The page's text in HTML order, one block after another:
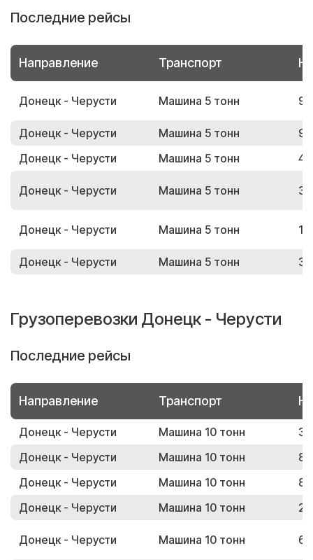
Последние рейсы
Направление Транспорт
Донецк - Черусти Машина 5 тонн
Донецк - Черусти Машина 5 тонн
Донецк - Черусти
Машина 5 тонн
Донецк - Черусти Машина 5 тонн
Донецк - Черусти Машина 5 тонн
Донецк - Черусти Машина 5 тонн
Грузоперевозки Донецк - Черусти
Последние рейсы
Направление Транспорт
Донецк - Черусти Машина 10 тонн
Донецк - Черусти
Машина 10 тонн
Донецк - Черусти
Машина 10 тонн
Донецк - Черусти
Машина 10 тонн
Донецк - Черусти Машина 10 тонн